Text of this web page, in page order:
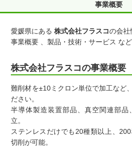
事業概要
愛媛県にある株式会社フラスコの会社
事業概要 、製品・技術・サービス な
株式会社フラスコの事業概要
難削材を±10ミクロン単位で加工など
ださい。
半導体製造装置部品、真空関連部品
立。
ステンレスだけでも20種類以上、
切削が可能。